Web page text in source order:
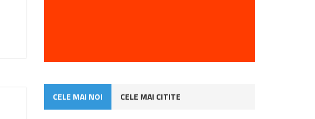
CELE MAI NOI CELE MAI CITITE